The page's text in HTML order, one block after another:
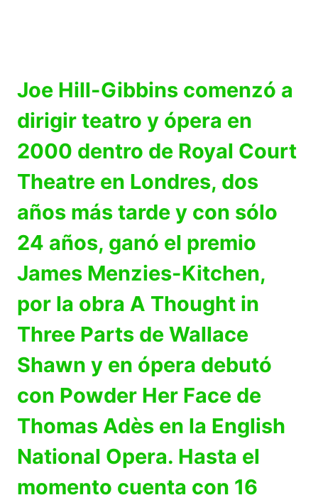
Joe Hill-Gibbins comenzó a
dirigir teatro y ópera en
2000 dentro de Royal Court
Theatre en Londres, dos
años más tarde y con sólo
24 años, ganó el premio
James Menzies-Kitchen,
por la obra A Thought in
Three Parts de Wallace
Shawn y en ópera debutó
con Powder Her Face de
Thomas Adès en la English
National Opera. Hasta el
momento cuenta con 16